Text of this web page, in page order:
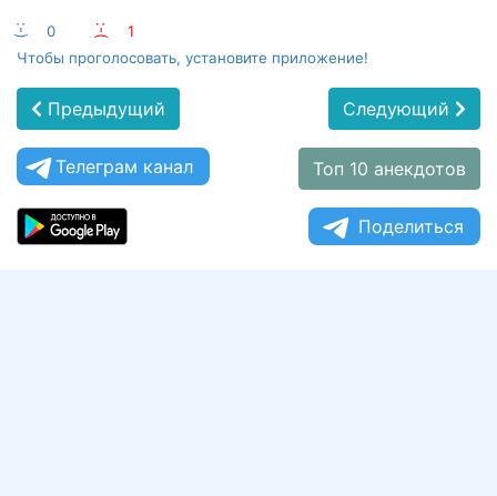
:-) 0 :-(
1
Чтобы проголосовать, установите приложение!
Предыдущий Следующий
Телеграм канал Топ 10 анекдотов
Поделиться